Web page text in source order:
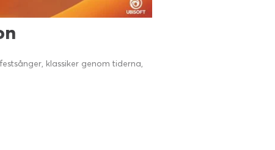
klassiker genom tiderna,